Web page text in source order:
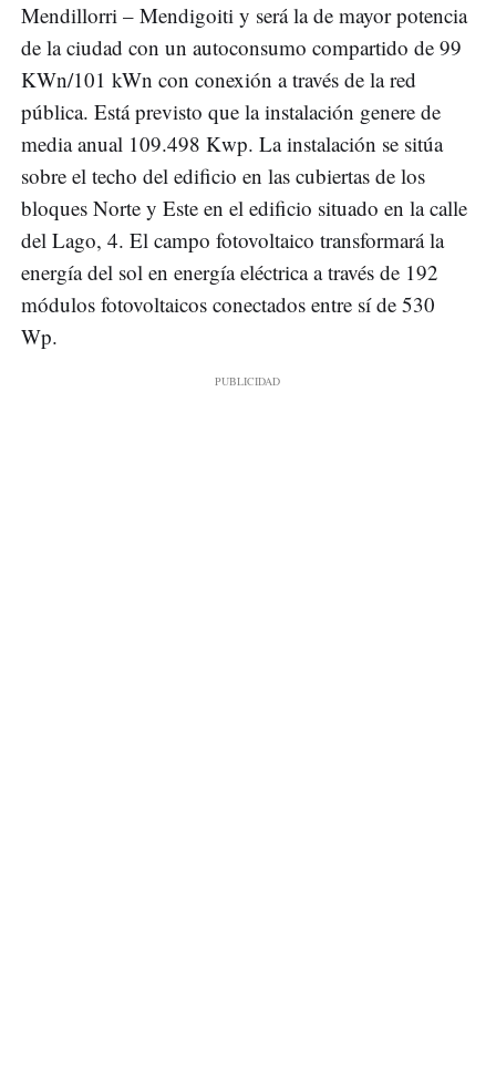
Mendillorri – Mendigoiti y será la de mayor potencia
de la ciudad con un autoconsumo compartido de 99
KWn/101 kWn con conexión a través de la red
pública. Está previsto que la instalación genere de
media anual 109.498 Kwp. La instalación se sitúa
sobre el techo del edificio en las cubiertas de los
bloques Norte y Este en el edificio situado en la calle
del Lago, 4. El campo fotovoltaico transformará la
energía del sol en energía eléctrica a través de 192
módulos fotovoltaicos conectados entre sí de 530
Wp.